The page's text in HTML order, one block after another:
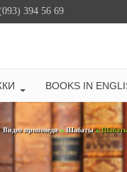
394 56 69
BOOKS IN
Видео проповеди» Шабаты»